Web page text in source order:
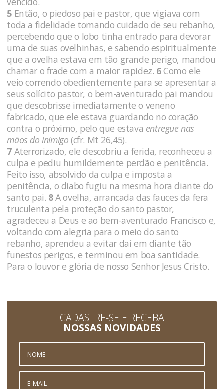
5 Então, o piedoso pai e pastor, que vigiava com
toda a fidelidade tomando cuidado de seu rebanho,
percebendo que o lobo tinha entrado para devorar
uma de suas ovelhinhas, e sabendo espiritualmente
que a ovelha estava em tão grande perigo, mandou
chamar o frade com a maior rapidez. 6Como ele
veio correndo obedientemente para se apresentar a
seus solícito pastor, o bem-aventurado pai mandou
que descobrisse imediatamente o veneno
fabricado, que ele estava guardando no coração
contra o próximo, pelo que estava entregue nas
mãos do inimigo (cfr. Mt 26,45).
7 Aterrorizado, ele descobriu a ferida, reconheceu a
culpa e pediu humildemente perdão e penitência.
Feito isso, absolvido da culpa e imposta a
penitência, o diabo fugiu na mesma hora diante do
santo pai. 8A ovelha, arrancada das fauces da fera
truculenta pela proteção do santo pastor,
agradeceu a Deus e ao bem-aventurado Francisco e,
voltando com alegria para o meio do santo
rebanho, aprendeu a evitar daí em diante tão
funestos perigos, e terminou em boa santidade.
Para o louvor e glória de nosso Senhor Jesus Cristo.
CADASTRE-SE E RECEBA
NOSSAS NOVIDADES